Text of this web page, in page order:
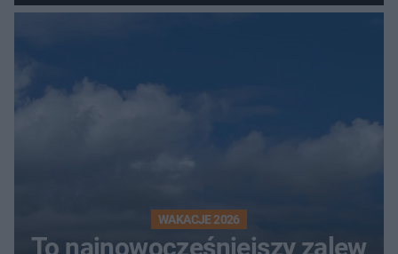
rollercoaster
WAKACJE 2026
To najnowocześniejszy zalew